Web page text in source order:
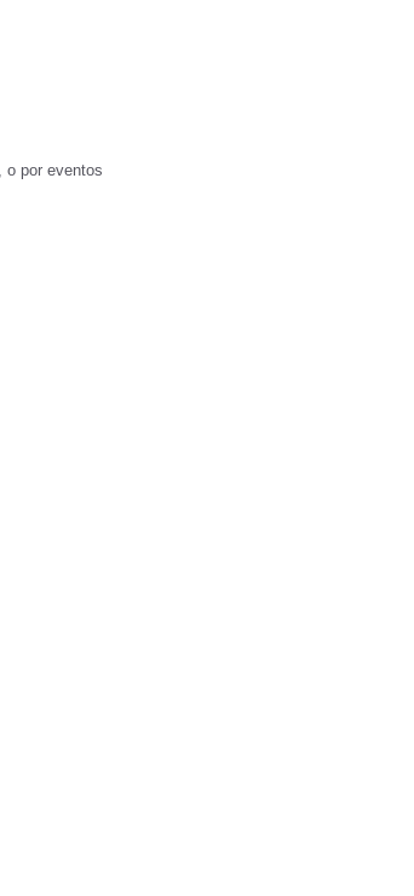
o por eventos